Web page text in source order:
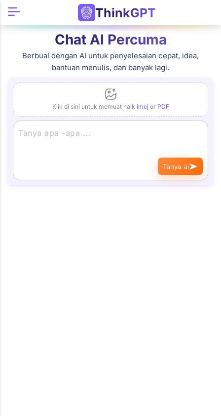
ThinkGPT
Chat AI Percuma
Berbual dengan AI untuk penyelesaian cepat, idea,
bantuan menulis, dan banyak lagi.
Klik di sini untuk memuat naik imej or PDF
Tanya ai